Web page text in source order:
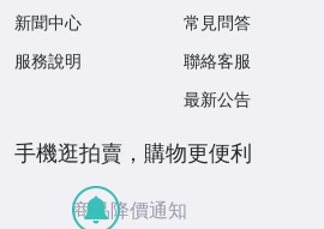
新聞中心
服務說明
常見問答
聯絡客服
最新公告
手機逛拍賣，購物更便利
商品降價通知